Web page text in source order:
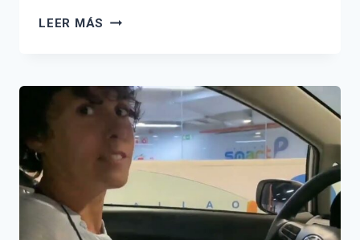
LEER MÁS PARA
¿DÓNDE
HAY
QUE
DETENERSE
PARA
AVANZAR
CON
ÉXITO?